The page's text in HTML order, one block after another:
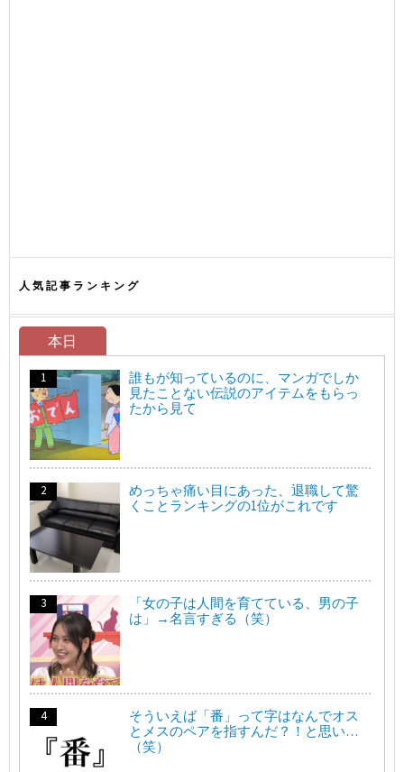
人気記事ランキング
本日
誰もが知っているのに、マンガでしか
見たことない伝説のアイテムをもらっ
たから見て
めっちゃ痛い目にあった、退職して驚
くことランキングの1位がこれです
「女の子は人間を育てている、男の子
は」→名言すぎる（笑）
そういえば「番」って字はなんでオス
とメスのペアを指すんだ？！と思い…
（笑）